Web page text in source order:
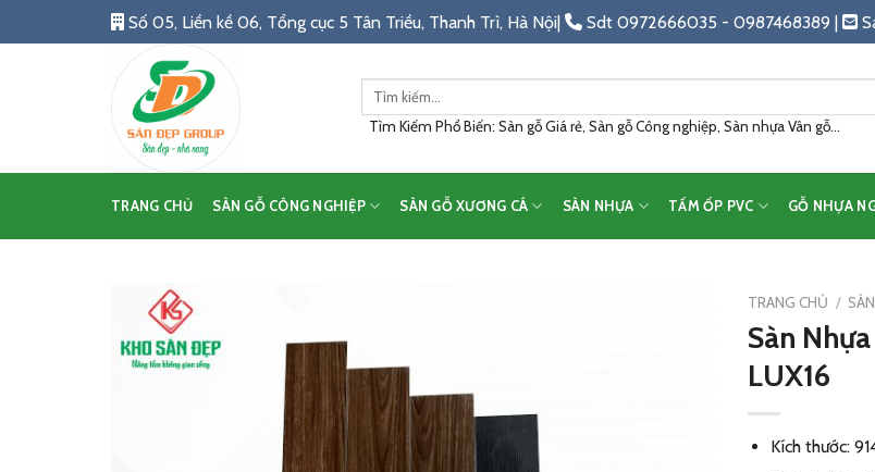
to
Số 05, Liền kề 06, Tổng cục 5 Tân Triều, Thanh Trì, Hà Nội| Sdt 0972666035 - 0987468389 |
Tìm
Tìm Kiếm Phổ Biến: Sàn gỗ Giá rẻ, Sàn gỗ Công nghiệp, Sàn nhựa Vân gỗ...
TRANG CHỦ SÀN GỖ CÔNG NGHIỆP SÀN GỖ XƯƠNG CÁ SÀN NHỰA TẤM ỐP PVC GỖ NHỰA
TRANG CHỦ /
Sàn
LUX16
Kích thước: